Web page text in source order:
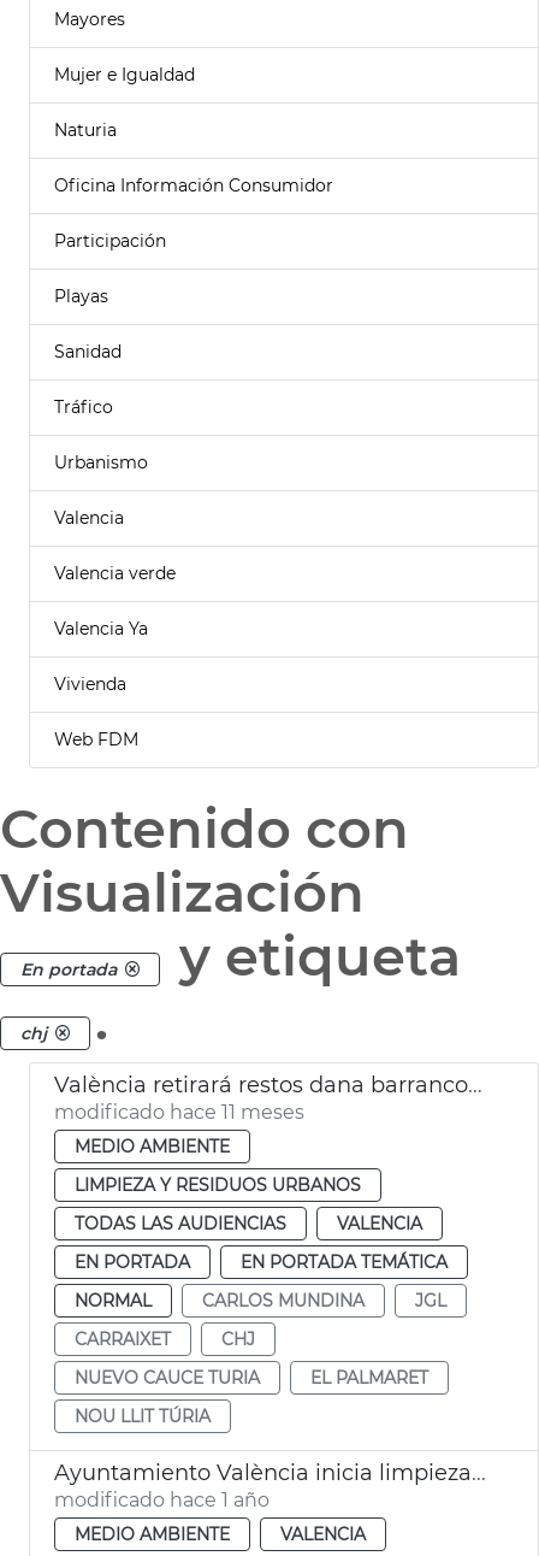
Mayores
Mujer e Igualdad
Naturia
Oficina Información Consumidor
Participación
Playas
Sanidad
Tráfico
Urbanismo
Valencia
Valencia verde
Valencia Ya
Vivienda
Web FDM
Contenido con
Visualización
En portada y etiqueta
chj .
València retirará restos dana barrancos Carraixet Palmaret
modificado hace 11 meses
MEDIO AMBIENTE
LIMPIEZA Y RESIDUOS URBANOS
TODAS LAS AUDIENCIAS
VALENCIA
EN PORTADA
EN PORTADA TEMÁTICA
NORMAL
CARLOS MUNDINA
JGL
CARRAIXET
CHJ
NUEVO CAUCE TURIA
EL PALMARET
NOU LLIT TÚRIA
Ayuntamiento València inicia limpieza nuevo cauce Turia dana
modificado hace 1 año
MEDIO AMBIENTE VALENCIA